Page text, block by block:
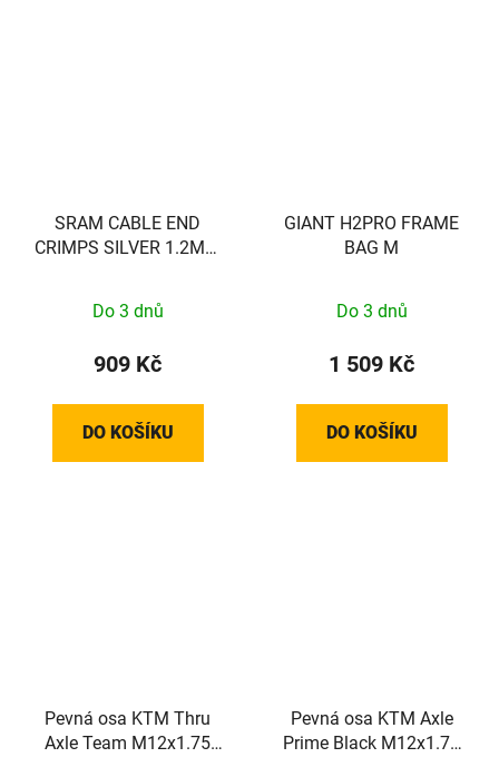
SRAM CABLE END
CRIMPS SILVER 1.2MM
Do 3 dnů
909 Kč
DO KOŠÍKU
GIANT H2PRO FRAME
BAG M
Do 3 dnů
1 509 Kč
DO KOŠÍKU
Pevná osa KTM Thru
Axle Team M12x1.75
Pevná osa KTM Axle
Prime Black M12x1.75